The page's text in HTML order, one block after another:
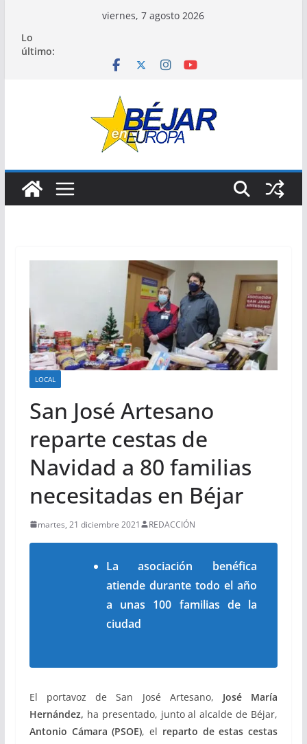
contenido
viernes, 7 agosto 2026
Lo
último:
LOCAL
San José Artesano
reparte cestas de
Navidad a 80 familias
necesitadas en Béjar
martes, 21 diciembre 2021 REDACCIÓN
La asociación benéfica
atiende durante todo el año
a unas 100 familias de la
ciudad
El portavoz de San José Artesano, José María
Hernández, ha presentado, junto al alcalde de Béjar,
Antonio Cámara (PSOE), el reparto de estas cestas